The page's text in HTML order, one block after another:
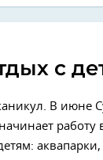
с
В июне
работу